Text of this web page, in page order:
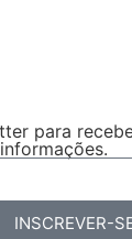
para
INSCREVER-